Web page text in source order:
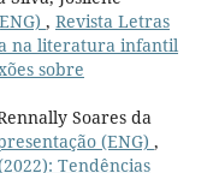
, Revista Letras
na literatura infantil
sobre
Soares da
(ENG) ,
Tendências